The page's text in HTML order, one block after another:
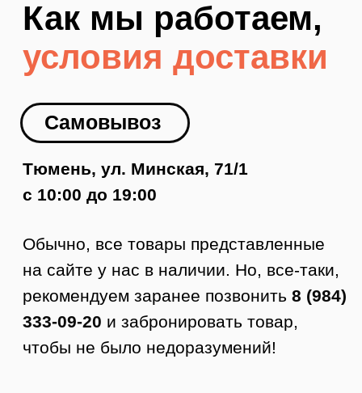
Доставка по Тюмени
Как заказать доставку
Стоимость доставки по Тюмени от 350
2. Менеджер с вами связывается,
подтверждает заказ и оформляет
3. Курьер приезжает в удобное время.
4. Вы осматриваете товар.
5. Если все устраивает, то покупаете.